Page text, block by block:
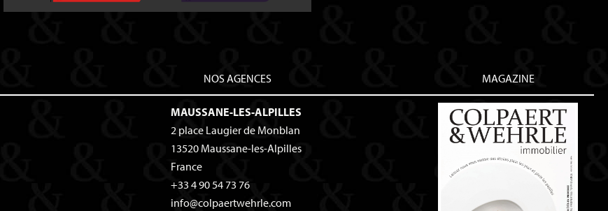
NOS AGENCES
MAUSSANE-LES-ALPILLES
2 place Laugier de Monblan
13520 Maussane-les-Alpilles
France
+33 4 90 54 73 76
info@colpaertwehrle.com
MAGAZINE